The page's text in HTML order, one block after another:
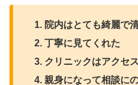
院内はとても綺麗で
丁寧に見てくれた
クリニックはアクセ
親身になって相談に